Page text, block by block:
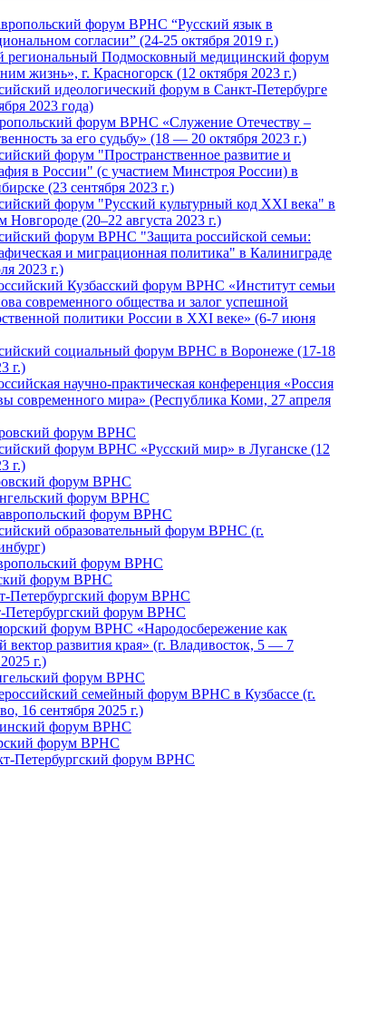
форум ВРНС “Русский язык в
согласии” (24-25 октября 2019 г.)
региональный Подмосковный медицинский форум
жизнь», г. Красногорск (12 октября 2023 г.)
идеологический форум в Санкт-Петербурге
2023 года)
форум ВРНС «Служение Отечеству –
за его судьбу» (18 — 20 октября 2023 г.)
форум "Пространственное развитие и
в России" (с участием Минстроя России) в
(23 сентября 2023 г.)
форум "Русский культурный код XXI века" в
(20–22 августа 2023 г.)
форум ВРНС "Защита российской семьи:
и миграционная политика" в Калиниграде
2023 г.)
Кузбасский форум ВРНС «Институт семьи
современного общества и залог успешной
политики России в ХХI веке» (6-7 июня
социальный форум ВРНС в Воронеже (17-18
г.)
научно-практическая конференция «Россия
современного мира» (Республика Коми, 27 апреля
форум ВРНС
форум ВРНС «Русский мир» в Луганске (12
г.)
форум ВРНС
форум ВРНС
форум ВРНС
образовательный форум ВРНС (г.
форум ВРНС
форум ВРНС
Петербургский форум ВРНС
Петербургский форум ВРНС
форум ВРНС «Народосбережение как
вектор развития края» (г. Владивосток, 5 — 7
г.)
форум ВРНС
семейный форум ВРНС в Кузбассе (г.
16 сентября 2025 г.)
форум ВРНС
форум ВРНС
Петербургский форум ВРНС